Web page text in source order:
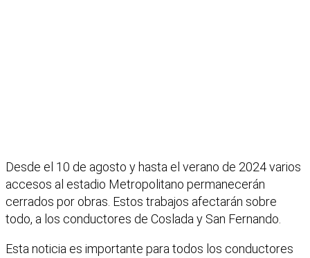
Desde el 10 de agosto y hasta el verano de 2024 varios
accesos al estadio Metropolitano permanecerán
cerrados por obras. Estos trabajos afectarán sobre
todo, a los conductores de Coslada y San Fernando.
Esta noticia es importante para todos los conductores